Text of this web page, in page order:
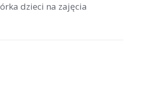
dzieci na zajęcia